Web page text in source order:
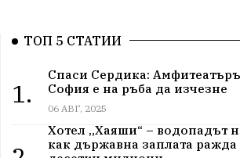
ТОП 5 СТАТИИ
1.
Спаси Сердика:
София е на ръба да изчезне
06 АВГ, 2025
Хотел „Хаяши“ – водопадът
как държавна заплата